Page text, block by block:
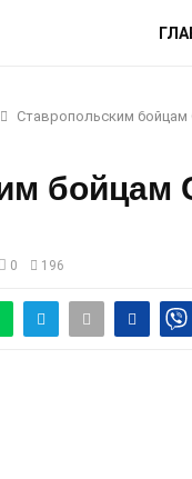
Ставропольским
бойцам
0 196